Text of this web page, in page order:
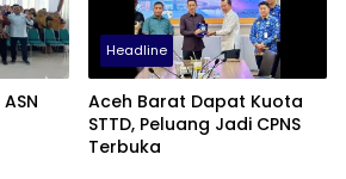
Headline
Aceh Barat Dapat Kuota
STTD, Peluang Jadi CPNS
Terbuka